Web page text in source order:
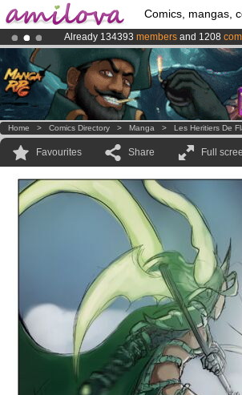
Comics, mangas,
Already 134393 members and 1208
Premium membership from3.95 euros
Home > Comics Directory > Manga > Les Heritiers De
Favourites Share Full